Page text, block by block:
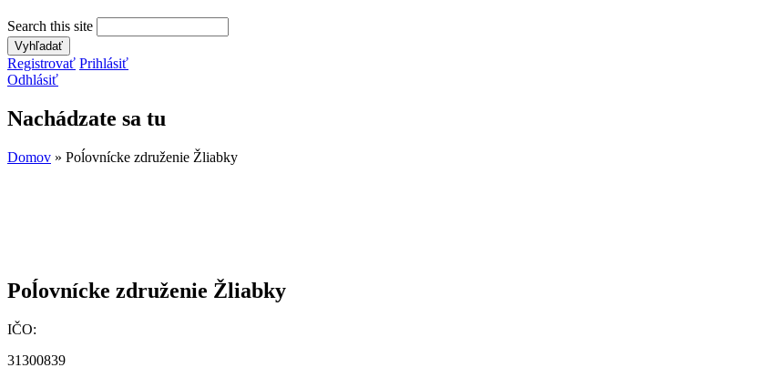
Search this site
Registrovať Prihlásiť
Odhlásiť
Nachádzate sa tu
Domov » Poĺovnícke združenie Žliabky
Poĺovnícke združenie Žliabky
IČO:
31300839